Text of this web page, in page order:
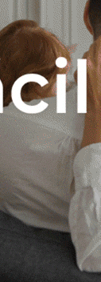
7 cm de
son
96% de
al agua,
interiores.